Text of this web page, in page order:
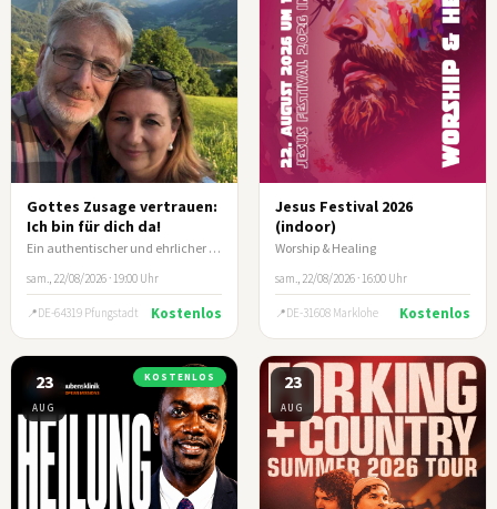
Gottes Zusage vertrauen:
Ich bin für dich da!
Ein authentischer und ehrlicher Lebensbericht von Ehepaar Klein
sam., 22/08/2026 · 19:00 Uhr
DE-64319 Pfungstadt Kostenlos
Jesus Festival 2026
(indoor)
Worship & Healing
sam., 22/08/2026 · 16:00 Uhr
DE-31608 Marklohe Kostenlos
23
AUG
KOSTENLOS 23
AUG